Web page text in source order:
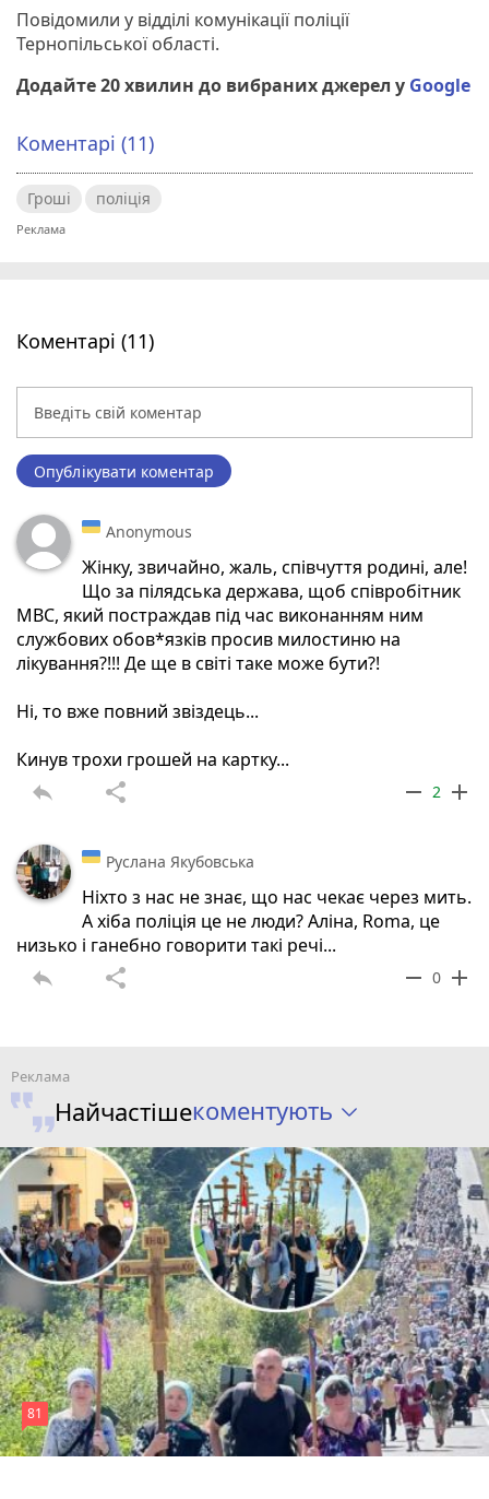
Повідомили у відділі комунікації поліції
Тернопільської області.
Додайте 20 хвилин до вибраних джерел у Google
Коментарі (11)
Гроші поліція
Коментарі (11)
Опублікувати коментар
Anonymous
Жінку, звичайно, жаль, співчуття родині, але!
Що за пілядська держава, щоб співробітник
МВС, який постраждав під час виконанням ним
службових обов*язків просив милостиню на
лікування?!!! Де ще в світі таке може бути?!
Ні, то вже повний звіздець...
Кинув трохи грошей на картку...
reply share remove 2 add
Руслана Якубовська
Ніхто з нас не знає, що нас чекає через мить.
А хіба поліція це не люди? Аліна, Roma, це
низько і ганебно говорити такі речі...
reply share remove 0 add
Найчастішекоментують
81